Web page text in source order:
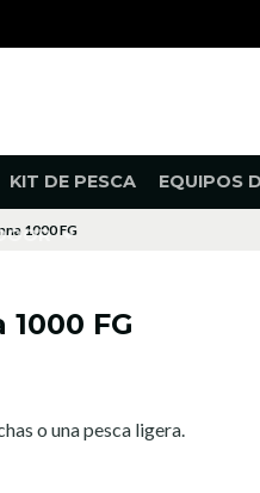
KIT DE PESCA EQUIPOS
1000 FG
FG
o una pesca ligera.